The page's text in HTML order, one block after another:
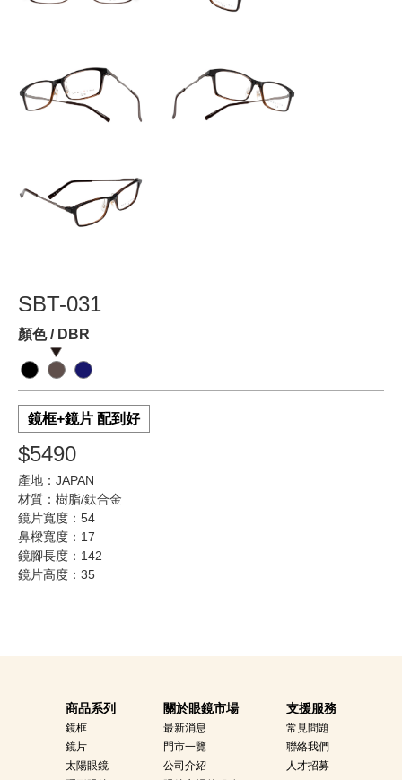
SBT-031
顏色 / DBR
鏡框+鏡片 配到好
$5490
產地：JAPAN
材質：樹脂/鈦合金
鏡片寬度：54
鼻樑寬度：17
鏡腳長度：142
鏡片高度：35
商品系列
鏡框
鏡片
太陽眼鏡
關於眼鏡市場
最新消息
門市一覽
公司介紹
支援服務
常見問題
聯絡我們
人才招募